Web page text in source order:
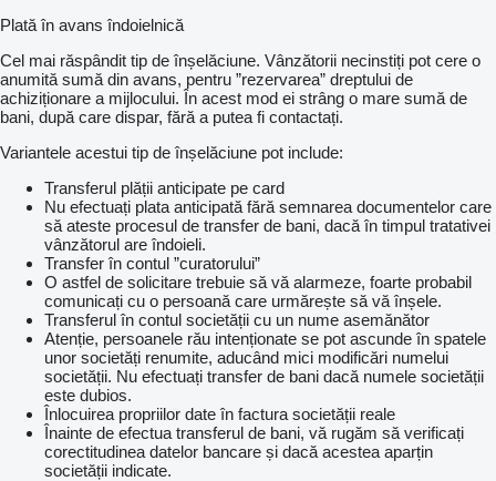
Plată în avans îndoielnică
Cel mai răspândit tip de înșelăciune. Vânzătorii necinstiți pot cere o
anumită sumă din avans, pentru ”rezervarea” dreptului de
achiziționare a mijlocului. În acest mod ei strâng o mare sumă de
bani, după care dispar, fără a putea fi contactați.
Variantele acestui tip de înșelăciune pot include:
Transferul plății anticipate pe card
Nu efectuați plata anticipată fără semnarea documentelor care
să ateste procesul de transfer de bani, dacă în timpul tratativei
vânzătorul are îndoieli.
Transfer în contul ”curatorului”
O astfel de solicitare trebuie să vă alarmeze, foarte probabil
comunicați cu o persoană care urmărește să vă înșele.
Transferul în contul societății cu un nume asemănător
Atenție, persoanele rău intenționate se pot ascunde în spatele
unor societăți renumite, aducând mici modificări numelui
societății. Nu efectuați transfer de bani dacă numele societății
este dubios.
Înlocuirea propriilor date în factura societății reale
Înainte de efectua transferul de bani, vă rugăm să verificați
corectitudinea datelor bancare și dacă acestea aparțin
societății indicate.